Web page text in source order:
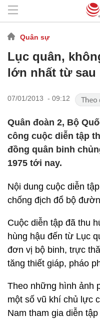
Quân sự
Lục quân,
lớn nhất từ sau
07/01/2013 - 09:12
Quân đoàn 2, Bộ
công cuộc diễn tập
đồng quân binh
1975 tới nay.
Nội dung cuộc diễn
chống địch đổ bộ
Cuộc diễn tập đã thu
hùng hậu đến từ Lục
đơn vị bộ binh, trực
tăng thiết giáp, pháo
Theo những hình ảnh
một số vũ khí chủ lực
Nam tham gia diễn